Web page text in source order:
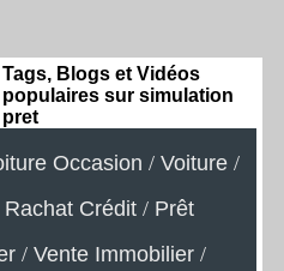
Tags, Blogs et Vidéos
populaires sur simulation
pret
Occasion / Voiture /
Rachat Crédit / Prêt
/ Vente Immobilier /